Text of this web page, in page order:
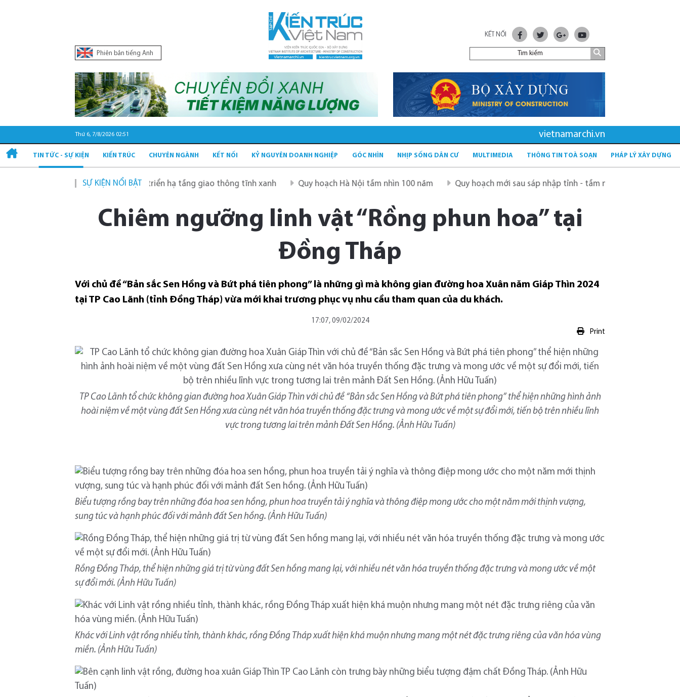
Phiên bản tiếng Anh
KẾT NỐI
Thứ 6, 7/8/2026 02:51 vietnamarchi.vn
TIN TỨC - SỰ KIỆN KIẾN TRÚC CHUYÊN NGÀNH KẾT NỐI KỶ NGUYÊN DOANH NGHIỆP GÓC NHÌN NHỊP SỐNG DÂN CƯ MULTIMEDIA THÔNG TIN TOÀ SOẠN PHÁP LÝ XÂY DỰNG
SỰ KIỆN NỔI BẬT
Quy hoạch và phát triển hạ tầng giao thông tĩnh xanh Quy hoạch Hà Nội tầm nhìn 100 năm Quy hoạch mới sau sáp nhập tỉnh - tầm nhìn và giải pháp
Chiêm ngưỡng linh vật “Rồng phun hoa” tại
Đồng Tháp
Với chủ đề “Bản sắc Sen Hồng và Bứt phá tiên phong” là những gì mà không gian đường hoa Xuân năm Giáp Thìn 2024
tại TP Cao Lãnh (tỉnh Đồng Tháp) vừa mới khai trương phục vụ nhu cầu tham quan của du khách.
17:07, 09/02/2024
Print
TP Cao Lãnh tổ chức không gian đường hoa Xuân Giáp Thìn với chủ đề “Bản sắc Sen Hồng và Bứt phá tiên phong” thể hiện những hình ảnh
hoài niệm về một vùng đất Sen Hồng xưa cùng nét văn hóa truyền thống đặc trưng và mong ước về một sự đổi mới, tiến bộ trên nhiều lĩnh
vực trong tương lai trên mảnh Đất Sen Hồng. (Ảnh Hữu Tuấn)
Biểu tượng rồng bay trên những đóa hoa sen hồng, phun hoa truyền tải ý nghĩa và thông điệp mong ước cho một năm mới thịnh vượng,
sung túc và hạnh phúc đối với mảnh đất Sen hồng. (Ảnh Hữu Tuấn)
Rồng Đồng Tháp, thể hiện những giá trị từ vùng đất Sen hồng mang lại, với nhiều nét văn hóa truyền thống đặc trưng và mong ước về một
sự đổi mới. (Ảnh Hữu Tuấn)
Khác với Linh vật rồng nhiều tỉnh, thành khác, rồng Đồng Tháp xuất hiện khá muộn nhưng mang một nét đặc trưng riêng của văn hóa vùng
miền. (Ảnh Hữu Tuấn)